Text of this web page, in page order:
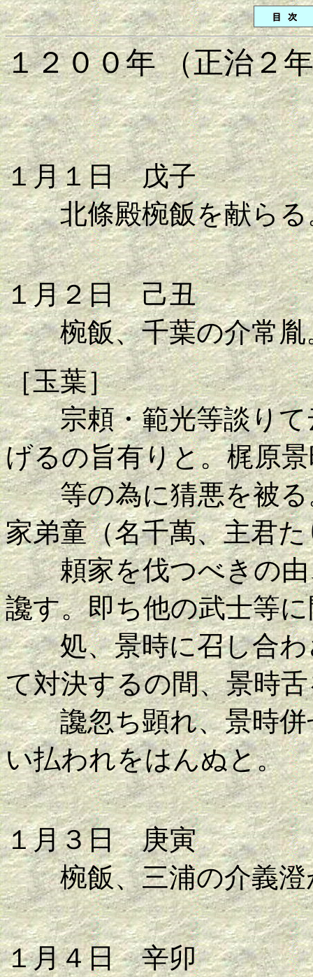
１２００年 （正治２
１月１日 戊子
北條殿椀飯を献らる
１月２日 己丑
椀飯、千葉の介常胤
［玉葉］
宗頼・範光等談りて
げるの旨有りと。梶原
等の為に猜悪を被る
家弟童（名千萬、主君
頼家を伐つべきの由
讒す。即ち他の武士等
処、景時に召し合わ
て対決するの間、景時
讒忽ち顕れ、景時併
い払われをはんぬと。
１月３日 庚寅
椀飯、三浦の介義澄
１月４日 辛卯